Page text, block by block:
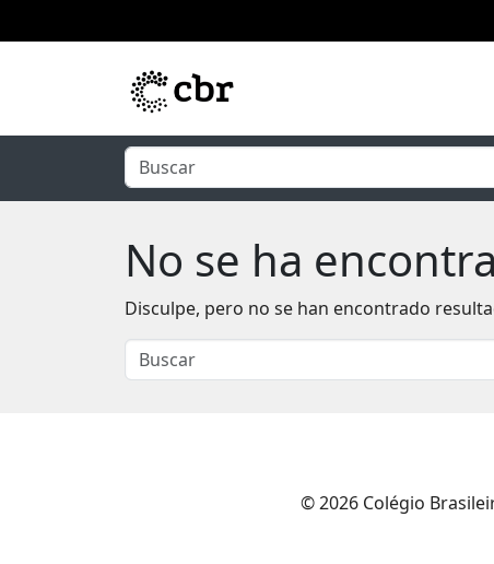
No se ha
Disculpe, pero no se han encontrado
© 2026 Colégio